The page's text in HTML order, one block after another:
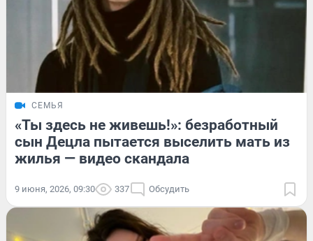
СЕМЬЯ
«Ты здесь не живешь!»: безработный
сын Децла пытается выселить мать из
жилья — видео скандала
9 июня, 2026, 09:30 337 Обсудить